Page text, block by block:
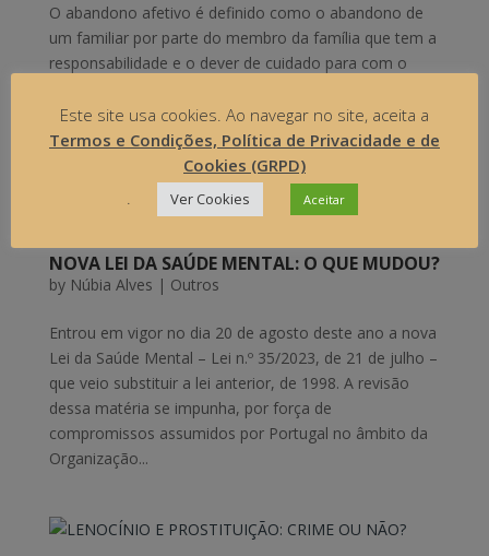
O abandono afetivo é definido como o abandono de
um familiar por parte do membro da família que tem a
responsabilidade e o dever de cuidado para com o
menor e do filho maior em relação ao progenitor. O
abandono...
NOVA LEI DA SAÚDE MENTAL: O QUE MUDOU?
by Núbia Alves | Outros
Entrou em vigor no dia 20 de agosto deste ano a nova
Lei da Saúde Mental – Lei n.º 35/2023, de 21 de julho –
que veio substituir a lei anterior, de 1998. A revisão
dessa matéria se impunha, por força de
compromissos assumidos por Portugal no âmbito da
Organização...
Este site usa cookies. Ao navegar no site, aceita a
Termos e Condições, Política de Privacidade e de
Cookies (GRPD)
Ver Cookies Aceitar